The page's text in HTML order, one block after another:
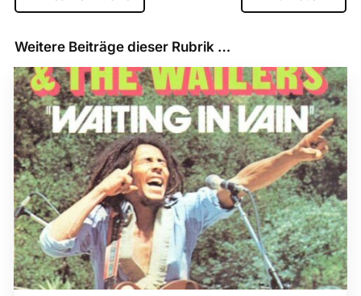
Weitere Beiträge dieser Rubrik …